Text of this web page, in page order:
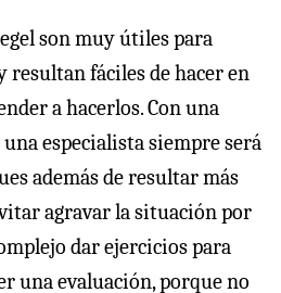
son muy útiles para
resultan fáciles de hacer en
a hacerlos. Con una
especialista siempre será
además de resultar más
agravar la situación por
dar ejercicios para
una evaluación, porque no